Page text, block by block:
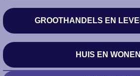
GROOTHANDELS EN
HUIS EN WONEN